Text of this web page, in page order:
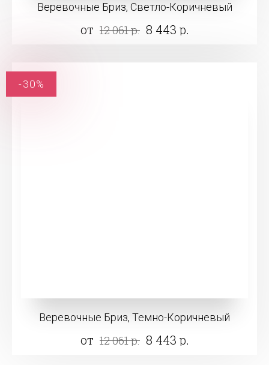
Веревочные Бриз, Светло-Коричневый
от 12 061 р. 8 443 р.
Веревочные Бриз, Темно-Коричневый
от 12 061 р. 8 443 р.
-30%